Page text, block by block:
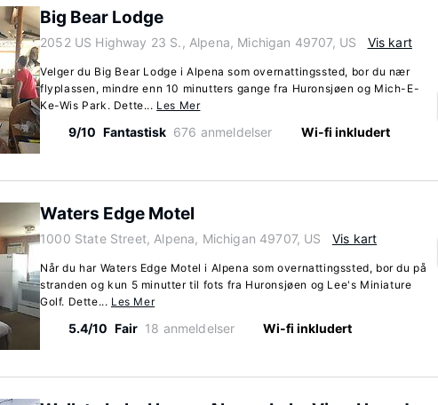
Big Bear Lodge
2052 US Highway 23 S., Alpena, Michigan 49707, US Vis kart
Velger du Big Bear Lodge i Alpena som overnattingssted, bor du nær
flyplassen, mindre enn 10 minutters gange fra Huronsjøen og Mich-E-
Ke-Wis Park. Dette... Les Mer
9/10 Fantastisk 676 anmeldelser Wi-fi inkludert
Waters Edge Motel
1000 State Street, Alpena, Michigan 49707, US Vis kart
Når du har Waters Edge Motel i Alpena som overnattingssted, bor du på
stranden og kun 5 minutter til fots fra Huronsjøen og Lee's Miniature
Golf. Dette... Les Mer
5.4/10 Fair 18 anmeldelser Wi-fi inkludert